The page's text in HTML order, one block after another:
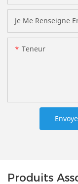
Je Me Renseigne
Teneur
Produits